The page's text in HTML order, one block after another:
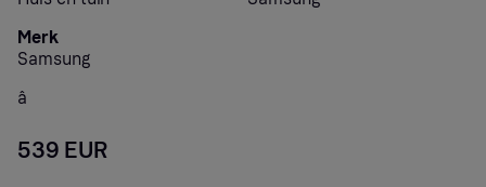
Merk
Samsung
â
539 EUR